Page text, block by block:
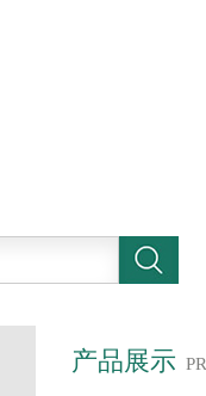
产品展示